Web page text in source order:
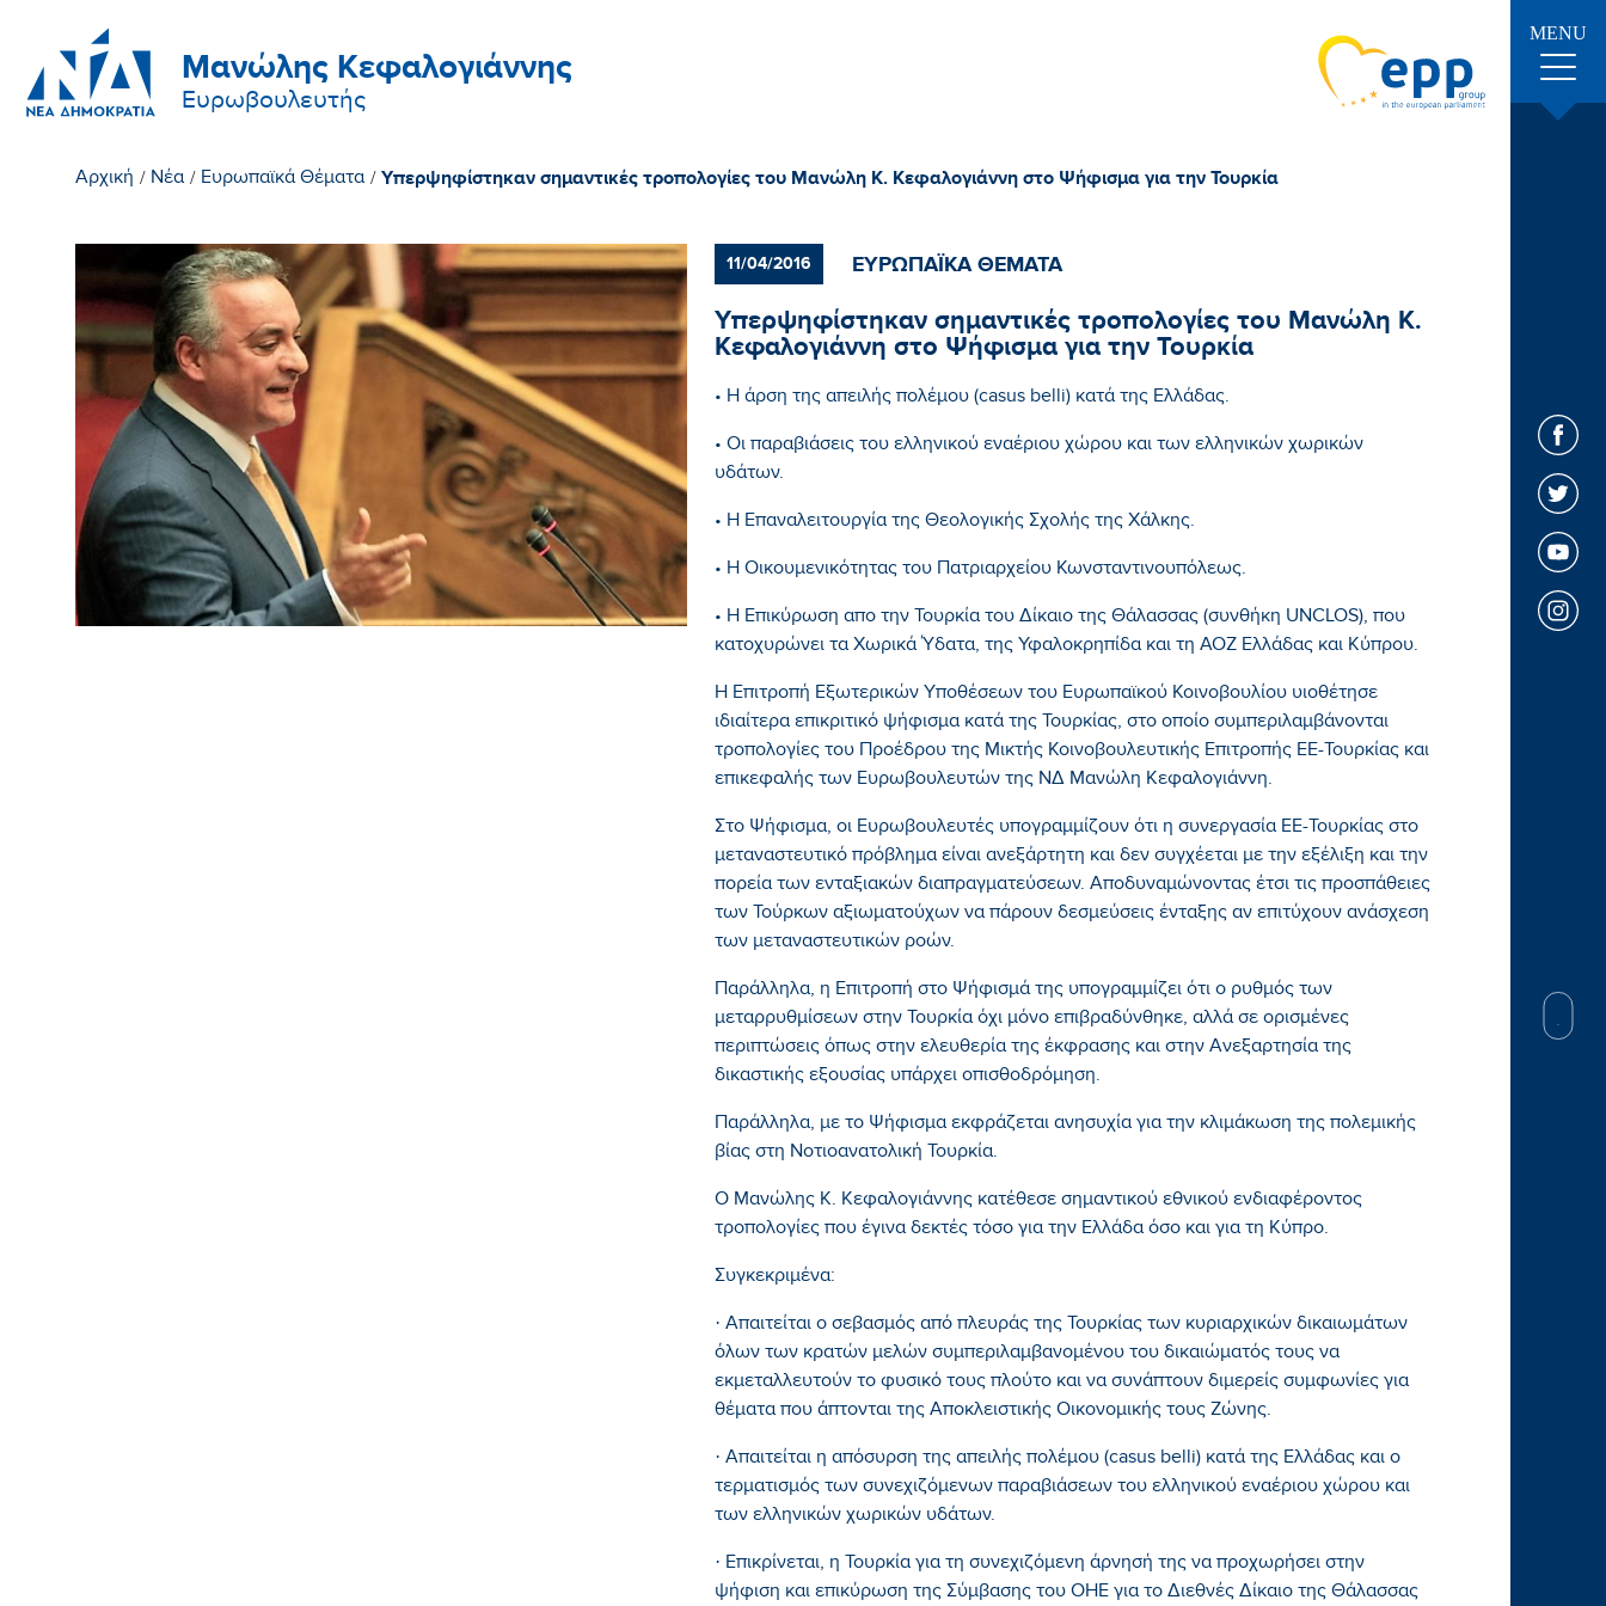
Μανώλης Κεφαλογιάννης
Ευρωβουλευτής
MENU
Αρχική / Νέα / Ευρωπαϊκά Θέματα / Υπερψηφίστηκαν σημαντικές τροπολογίες του Μανώλη Κ. Κεφαλογιάννη στο Ψήφισμα για την Τουρκία
11/04/2016 ΕΥΡΩΠΑΪΚΑ ΘΕΜΑΤΑ
Υπερψηφίστηκαν σημαντικές τροπολογίες του Μανώλη Κ.
Κεφαλογιάννη στο Ψήφισμα για την Τουρκία
• Η άρση της απειλής πολέμου (casus belli) κατά της Ελλάδας.
• Οι παραβιάσεις του ελληνικού εναέριου χώρου και των ελληνικών χωρικών
υδάτων.
• Η Επαναλειτουργία της Θεολογικής Σχολής της Χάλκης.
• Η Οικουμενικότητας του Πατριαρχείου Κωνσταντινουπόλεως.
• Η Επικύρωση απο την Τουρκία του Δίκαιο της Θάλασσας (συνθήκη UNCLOS), που
κατοχυρώνει τα Χωρικά Ύδατα, της Υφαλοκρηπίδα και τη ΑΟΖ Ελλάδας και Κύπρου.
Η Επιτροπή Εξωτερικών Υποθέσεων του Ευρωπαϊκού Κοινοβουλίου υιοθέτησε
ιδιαίτερα επικριτικό ψήφισμα κατά της Τουρκίας, στο οποίο συμπεριλαμβάνονται
τροπολογίες του Προέδρου της Μικτής Κοινοβουλευτικής Επιτροπής ΕΕ-Τουρκίας και
επικεφαλής των Ευρωβουλευτών της ΝΔ Μανώλη Κεφαλογιάννη.
Στο Ψήφισμα, οι Ευρωβουλευτές υπογραμμίζουν ότι η συνεργασία ΕΕ-Τουρκίας στο
μεταναστευτικό πρόβλημα είναι ανεξάρτητη και δεν συγχέεται με την εξέλιξη και την
πορεία των ενταξιακών διαπραγματεύσεων. Αποδυναμώνοντας έτσι τις προσπάθειες
των Τούρκων αξιωματούχων να πάρουν δεσμεύσεις ένταξης αν επιτύχουν ανάσχεση
των μεταναστευτικών ροών.
Παράλληλα, η Επιτροπή στο Ψήφισμά της υπογραμμίζει ότι ο ρυθμός των
μεταρρυθμίσεων στην Τουρκία όχι μόνο επιβραδύνθηκε, αλλά σε ορισμένες
περιπτώσεις όπως στην ελευθερία της έκφρασης και στην Ανεξαρτησία της
δικαστικής εξουσίας υπάρχει οπισθοδρόμηση.
Παράλληλα, με το Ψήφισμα εκφράζεται ανησυχία για την κλιμάκωση της πολεμικής
βίας στη Νοτιοανατολική Τουρκία.
Ο Μανώλης Κ. Κεφαλογιάννης κατέθεσε σημαντικού εθνικού ενδιαφέροντος
τροπολογίες που έγινα δεκτές τόσο για την Ελλάδα όσο και για τη Κύπρο.
Συγκεκριμένα:
· Απαιτείται ο σεβασμός από πλευράς της Τουρκίας των κυριαρχικών δικαιωμάτων
όλων των κρατών μελών συμπεριλαμβανομένου του δικαιώματός τους να
εκμεταλλευτούν το φυσικό τους πλούτο και να συνάπτουν διμερείς συμφωνίες για
θέματα που άπτονται της Αποκλειστικής Οικονομικής τους Ζώνης.
· Απαιτείται η απόσυρση της απειλής πολέμου (casus belli) κατά της Ελλάδας και ο
τερματισμός των συνεχιζόμενων παραβιάσεων του ελληνικού εναέριου χώρου και
των ελληνικών χωρικών υδάτων.
· Επικρίνεται, η Τουρκία για τη συνεχιζόμενη άρνησή της να προχωρήσει στην
ψήφιση και επικύρωση της Σύμβασης του ΟΗΕ για το Διεθνές Δίκαιο της Θάλασσας